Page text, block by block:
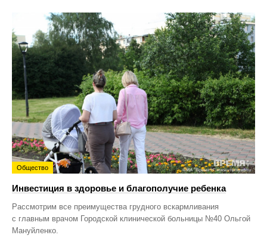
Общество
Инвестиция в здоровье и благополучие ребенка
Рассмотрим все преимущества грудного вскармливания
с главным врачом Городской клинической больницы №40 Ольгой
Мануйленко.